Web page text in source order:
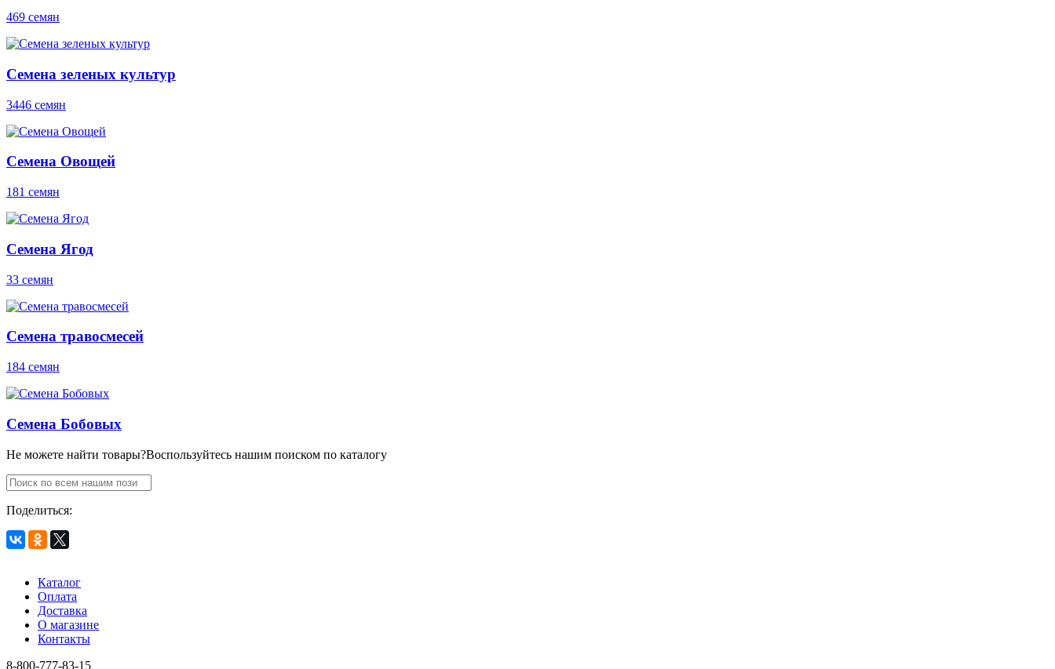
469 семян
Семена зеленых культур
3446 семян
Семена Овощей
181 семян
Семена Ягод
33 семян
Семена травосмесей
184 семян
Семена Бобовых
Не можете найти товары?Воспользуйтесь нашим поиском по каталогу
Поделиться:
Каталог
Оплата
Доставка
О магазине
Контакты
8-800-777-83-15